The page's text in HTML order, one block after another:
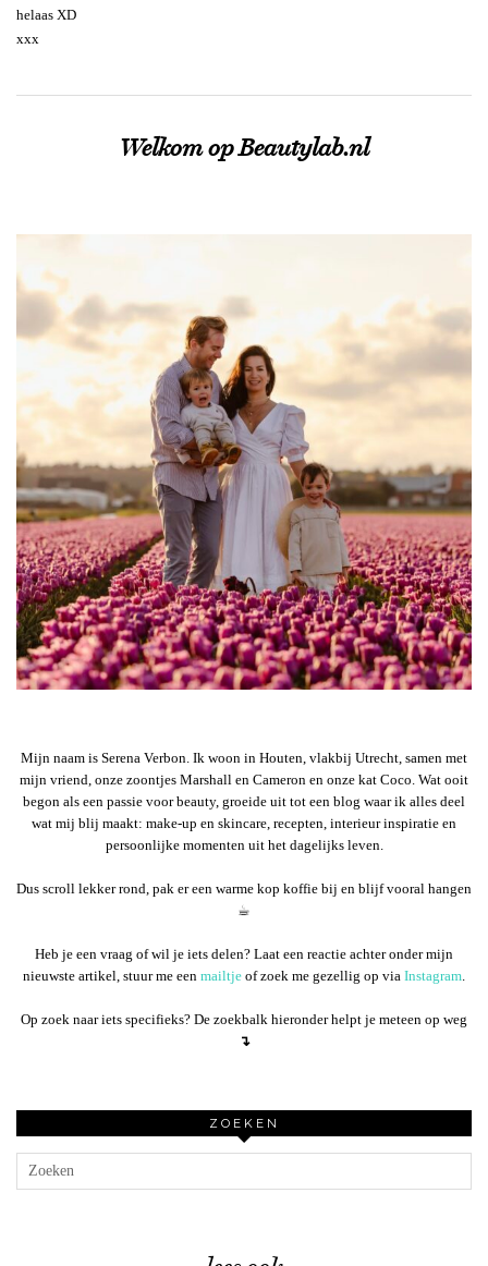
helaas XD
xxx
Welkom op Beautylab.nl
Mijn naam is Serena Verbon. Ik woon in Houten, vlakbij Utrecht, samen met
mijn vriend, onze zoontjes Marshall en Cameron en onze kat Coco. Wat ooit
begon als een passie voor beauty, groeide uit tot een blog waar ik alles deel
wat mij blij maakt: make-up en skincare, recepten, interieur inspiratie en
persoonlijke momenten uit het dagelijks leven.
Dus scroll lekker rond, pak er een warme kop koffie bij en blijf vooral hangen
☕︎
Heb je een vraag of wil je iets delen? Laat een reactie achter onder mijn
nieuwste artikel, stuur me een mailtje of zoek me gezellig op via Instagram
Op zoek naar iets specifieks? De zoekbalk hieronder helpt je meteen op weg
↴
ZOEKEN